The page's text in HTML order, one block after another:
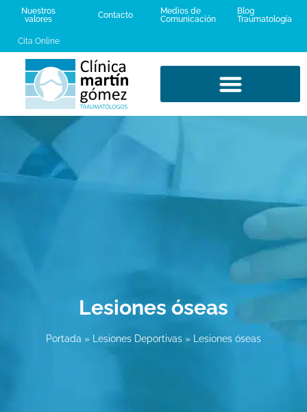
Nuestros
valores
Contacto
Medios de
Comunicación
Blog
Traumatología
Cita Online
Lesiones óseas
Portada » Lesiones Deportivas » Lesiones óseas